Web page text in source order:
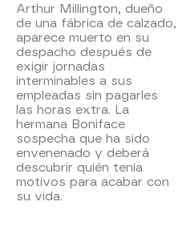
Arthur Millington, dueño
de una fábrica de calzado,
aparece muerto en su
despacho después de
exigir jornadas
interminables a sus
empleadas sin pagarles
las horas extra. La
hermana Boniface
sospecha que ha sido
envenenado y deberá
descubrir quién tenía
motivos para acabar con
su vida.